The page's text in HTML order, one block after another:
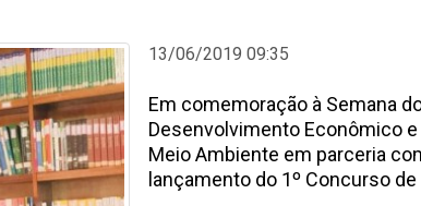
13/06/2019 09:35
Em comemoração à Semana
Desenvolvimento Econômico
Meio Ambiente em parceria
lançamento do 1º Concurso